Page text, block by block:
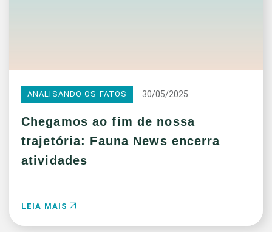
ANALISANDO OS FATOS 30/05/2025
Chegamos ao fim de nossa
trajetória: Fauna News encerra
atividades
LEIA MAIS